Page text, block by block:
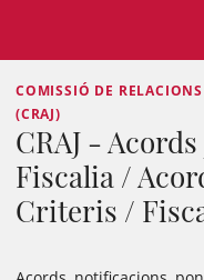
COMISSIÓ DE
(CRAJ)
CRAJ -
Fiscalia /
Criteris /